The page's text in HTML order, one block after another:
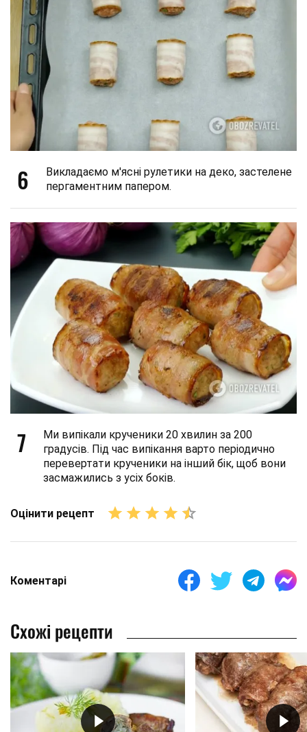
6
Викладаємо м'ясні рулетики на деко, застелене
пергаментним папером.
7
Ми випікали крученики 20 хвилин за 200
градусів. Під час випікання варто періодично
перевертати крученики на інший бік, щоб вони
засмажились з усіх боків.
Оцінити рецепт
Коментарі
Схожі рецепти